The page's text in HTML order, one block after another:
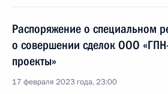
Распоряжение о специальном
о совершении сделок ООО
проекты»
17 февраля 2023 года, 23:00